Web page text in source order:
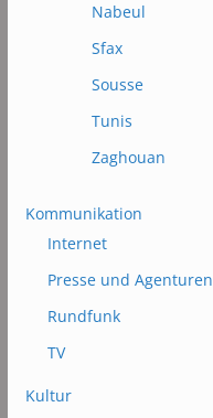
Nabeul
Sfax
Sousse
Tunis
Zaghouan
Kommunikation
Internet
Presse und Agenturen
Rundfunk
TV
Kultur